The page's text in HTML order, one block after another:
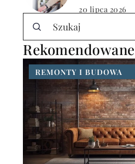
20 lipca 2026
Rekomendowane
REMONTY I BUDOWA